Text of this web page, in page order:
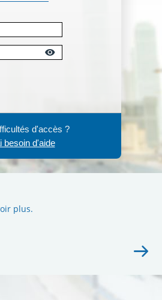
d'accès ?
besoin d'aide
plus.